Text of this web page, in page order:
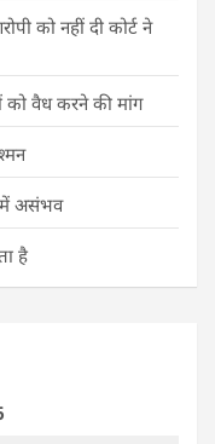
को नहीं दी कोर्ट ने
को वैध करने की मांग
में असंभव
है